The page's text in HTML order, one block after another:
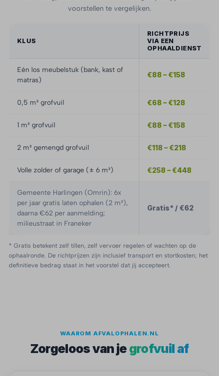
voorstellen te vergelijken.
KLUS
RICHTPRIJS
VIA EEN
OPHAALDIENST
Eén los meubelstuk (bank, kast of
matras)
€88 – €158
0,5 m³ grofvuil €68 – €128
1 m³ grofvuil €88 – €158
2 m³ gemengd grofvuil €118 – €218
Volle zolder of garage (± 6 m³) €258 – €448
Gemeente Harlingen (Omrin): 6x
per jaar gratis laten ophalen (2 m³),
daarna €62 per aanmelding;
milieustraat in Franeker
Gratis* / €62
* Gratis betekent zelf tillen, zelf vervoer regelen of wachten op de
ophaalronde. De richtprijzen zijn inclusief transport en stortkosten; het
definitieve bedrag staat in het voorstel dat jij accepteert.
WAAROM AFVALOPHALEN.NL
Zorgeloos van je grofvuil af